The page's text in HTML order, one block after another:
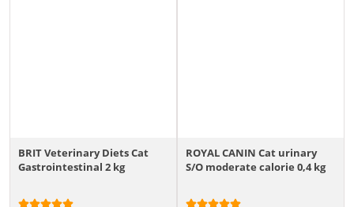
BRIT Veterinary Diets Cat
Gastrointestinal 2 kg
ROYAL CANIN Cat urinary
S/O moderate calorie 0,4 kg